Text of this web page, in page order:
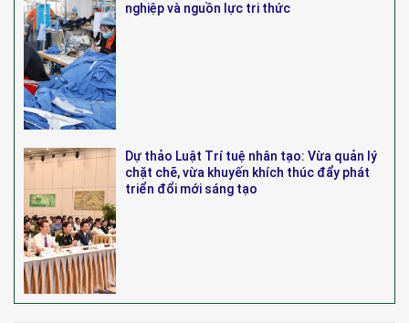
nghiệp và nguồn lực tri thức
Dự thảo Luật Trí tuệ nhân tạo: Vừa quản lý
chặt chẽ, vừa khuyến khích thúc đẩy phát
triển đổi mới sáng tạo